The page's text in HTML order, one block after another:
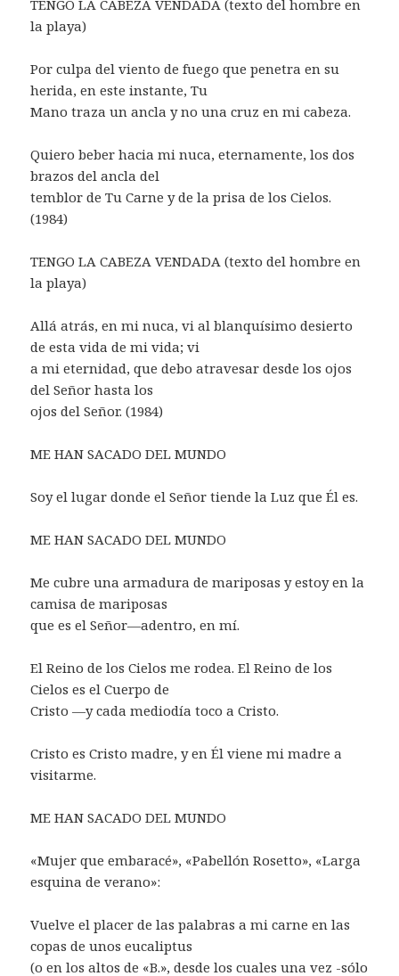
TENGO LA CABEZA VENDADA (texto del hombre en
la playa)
Por culpa del viento de fuego que penetra en su
herida, en este instante, Tu
Mano traza un ancla y no una cruz en mi cabeza.
Quiero beber hacia mi nuca, eternamente, los dos
brazos del ancla del
temblor de Tu Carne y de la prisa de los Cielos.
(1984)
TENGO LA CABEZA VENDADA (texto del hombre en
la playa)
Allá atrás, en mi nuca, vi al blanquísimo desierto
de esta vida de mi vida; vi
a mi eternidad, que debo atravesar desde los ojos
del Señor hasta los
ojos del Señor. (1984)
ME HAN SACADO DEL MUNDO
Soy el lugar donde el Señor tiende la Luz que Él es.
ME HAN SACADO DEL MUNDO
Me cubre una armadura de mariposas y estoy en la
camisa de mariposas
que es el Señor—adentro, en mí.
El Reino de los Cielos me rodea. El Reino de los
Cielos es el Cuerpo de
Cristo —y cada mediodía toco a Cristo.
Cristo es Cristo madre, y en Él viene mi madre a
visitarme.
ME HAN SACADO DEL MUNDO
«Mujer que embaracé», «Pabellón Rosetto», «Larga
esquina de verano»:
Vuelve el placer de las palabras a mi carne en las
copas de unos eucaliptus
(o en los altos de «B.», desde los cuales una vez -sólo